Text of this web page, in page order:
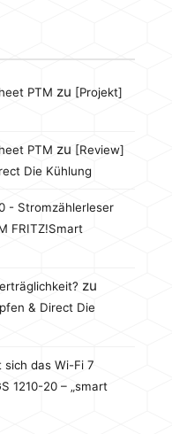
PTM zu [Projekt]
PTM zu [Review]
Die Kühlung
- Stromzählerleser
FRITZ!Smart
zu
& Direct Die
sich das Wi-Fi 7
1210-20 – „smart